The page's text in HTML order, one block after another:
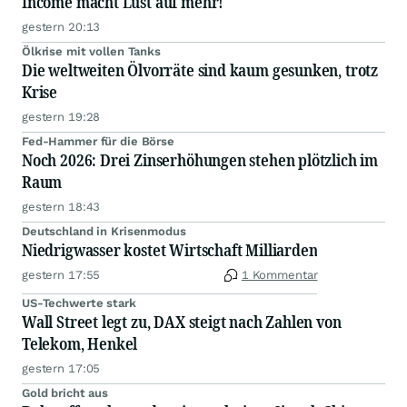
gestern 20:13
Ölkrise mit vollen Tanks
Die weltweiten Ölvorräte sind kaum gesunken, trotz
Krise
gestern 19:28
Fed-Hammer für die Börse
Noch 2026: Drei Zinserhöhungen stehen plötzlich im
Raum
gestern 18:43
Deutschland in Krisenmodus
Niedrigwasser kostet Wirtschaft Milliarden
gestern 17:55 1 Kommentar
US-Techwerte stark
Wall Street legt zu, DAX steigt nach Zahlen von
Telekom, Henkel
gestern 17:05
Gold bricht aus